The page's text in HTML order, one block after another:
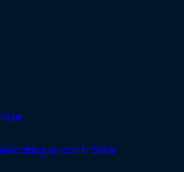
contrôlée